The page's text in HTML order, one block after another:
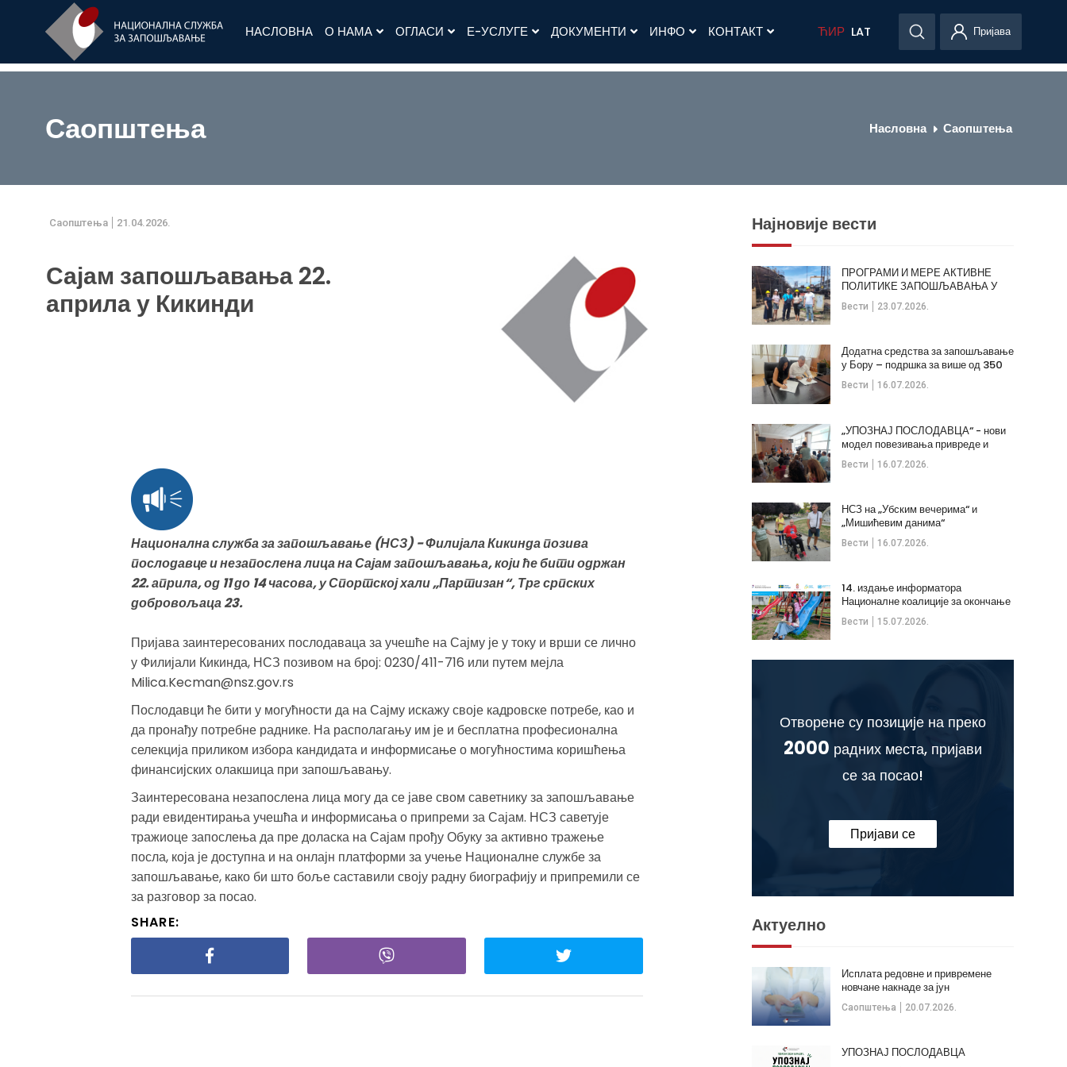
НАСЛОВНА О НАМА ОГЛАСИ Е-УСЛУГЕ ДОКУМЕНТИ ИНФО КОНТАКТ ЋИР LAT Пријава
Саопштења Насловна Саопштења
Саопштења 21.04.2026.
Сајам запошљавања 22.
априла у Кикинди
Национална служба за запошљавање (НСЗ) - Филијала Кикинда позива
послодавце и незапослена лица на Сајам запошљавања, који ће бити одржан
22. априла, од 11 до 14 часова, у Спортској хали „Партизан“, Трг српских
добровољаца 23.
Пријава заинтересованих послодаваца за учешће на Сајму је у току и врши се лично
у Филијали Кикинда, НСЗ позивом на број: 0230/411-716 или путем мејла
Milica.Kecman@nsz.gov.rs
Послодавци ће бити у могућности да на Сајму искажу своје кадровске потребе, као и
да пронађу потребне раднике. На располагању им је и бесплатна професионална
селекција приликом избора кандидата и информисање о могућностима коришћења
финансијских олакшица при запошљавању.
Заинтересована незапослена лица могу да се јаве свом саветнику за запошљавање
ради евидентирања учешћа и информисања о припреми за Сајам. НСЗ саветује
тражиоце запослења да пре доласка на Сајам прођу Обуку за активно тражење
посла, која је доступна и на онлајн платформи за учење Националне службе за
запошљавање, како би што боље саставили своју радну биографију и припремили се
за разговор за посао.
SHARE:
Најновије вести
Вести 23.07.2026.
ПРОГРАМИ И МЕРЕ АКТИВНЕ
ПОЛИТИКЕ ЗАПОШЉАВАЊА У
ОПШТИНИ КЛАДОВО
Вести 16.07.2026.
Додатна средства за запошљавање
у Бору – подршка за више од 350
незапослених
Вести 16.07.2026.
„УПОЗНАЈ ПОСЛОДАВЦА“ - нови
модел повезивања привреде и
стручних кадрова
Вести 16.07.2026.
НСЗ на „Убским вечерима“ и
„Мишићевим данима“
Вести 15.07.2026.
14. издање информатора
Националне коалиције за окончање
дечијих бракова
Отворене су позиције на преко
2000 радних места, пријави
се за посао!
Пријави се
Актуелно
Саопштења 20.07.2026.
Исплата редовне и привремене
новчане накнаде за јун
УПОЗНАЈ ПОСЛОДАВЦА